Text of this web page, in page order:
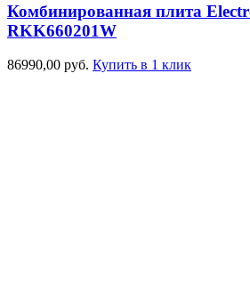
Комбинированная плита
RKK660201W
86990,00 руб. Купить в 1 клик